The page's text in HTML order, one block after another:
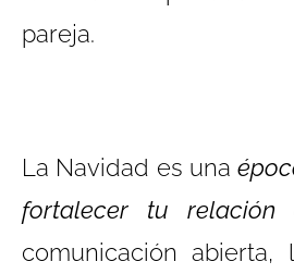
pareja.
La Navidad es una
fortalecer tu relación
comunicación abierta,